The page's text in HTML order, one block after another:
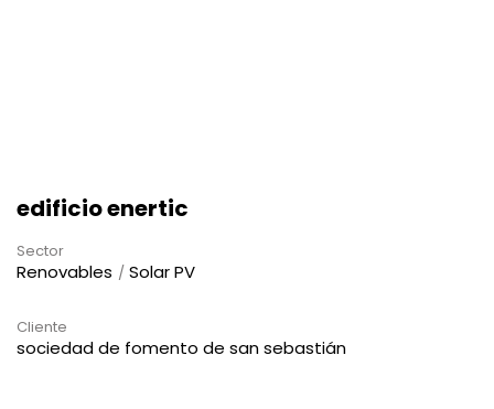
edificio enertic
Sector
Renovables Solar PV
Cliente
sociedad de fomento de san sebastián